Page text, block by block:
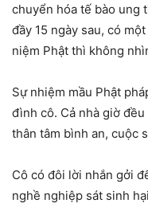
chuyển hóa tế bào ung
đầy 15 ngày sau, có
niệm Phật thì không
Sự nhiệm mầu Phật
đình cô. Cả nhà giờ
thân tâm bình an, cuộc
Cô có đôi lời nhắn gởi
nghề nghiệp sát sinh